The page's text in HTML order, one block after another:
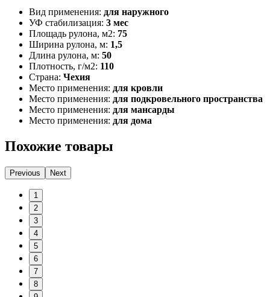
Вид применения: для наружного
УФ стабилизация: 3 мес
Площадь рулона, м2: 75
Ширина рулона, м: 1,5
Длина рулона, м: 50
Плотность, г/м2: 110
Страна: Чехия
Место применения: для кровли
Место применения: для подкровельного пространства
Место применения: для мансарды
Место применения: для дома
Похожие товары
Previous Next
1
2
3
4
5
6
7
8